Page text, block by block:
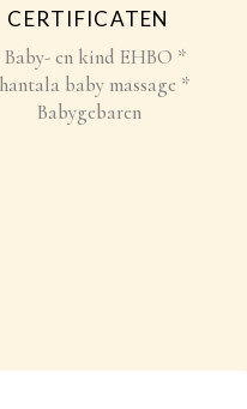
CERTIFICATEN
en kind EHBO *
baby massage *
Babygebaren